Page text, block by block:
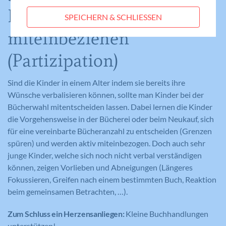
Bücherwahl
miteinbeziehen
(Partizipation)
Sind die Kinder in einem Alter indem sie bereits ihre
Wünsche verbalisieren können, sollte man Kinder bei der
Bücherwahl mitentscheiden lassen. Dabei lernen die Kinder
die Vorgehensweise in der Bücherei oder beim Neukauf, sich
für eine vereinbarte Bücheranzahl zu entscheiden (Grenzen
spüren) und werden aktiv miteinbezogen. Doch auch sehr
junge Kinder, welche sich noch nicht verbal verständigen
können, zeigen Vorlieben und Abneigungen (Längeres
Fokussieren, Greifen nach einem bestimmten Buch, Reaktion
beim gemeinsamen Betrachten, …).
Zum Schluss ein Herzensanliegen: Kleine Buchhandlungen
Session
Eindeutige ID, die die Sitzung des
Benutzers identifiziert.
Name PHPSESSID
Anbieter Meine Familie
Laufzeit Session
Zweck
Eindeutige ID, die die Sitzung des
Benutzers identifiziert.
Statistik-Cookies helfen uns zu verstehen, wie
Benutzer mit unserer Webseite interagieren,
gemeldet werden. Die gesammelten
Informationen helfen uns, unser
Webseitenangebot laufend zu verbessern.
Name _gat_lokal
Anbieter Google Analytics
Laufzeit 1 Minute
Zweck
Wird von Google Analytics verwendet,
einzuschränken.
Name _gat
Cookie-Informationen anzeigen
Externe Medien
Diese Cookies werden dazu verwendet, die
Besucher all unserer Websites nachzuverfolgen.
Sie können dazu verwendet werden, ein Profil des
Such- und/oder Navigationsverlaufs jedes
Besuchers zu erstellen. Es können identifizierbare
oder eindeutige Daten gesammelt werden.
Anonymisierte Daten werden evtl. mit Dritten
Name NID
Cookie-Informationen anzeigen
SPEICHERN & SCHLIESSEN